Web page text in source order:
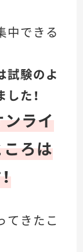
中できる
試験のよ
た！
ライ
ろは
てきたこ